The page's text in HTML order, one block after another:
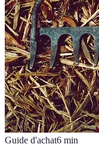
Guide d'achat6 min